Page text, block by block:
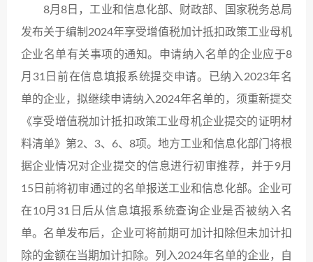
8月8日，工业和信息化部、财政部、国家税务总局
发布关于编制2024年享受增值税加计抵扣政策工业母机
企业名单有关事项的通知。申请纳入名单的企业应于8
月31日前在信息填报系统提交申请。已纳入2023年名
单的企业，拟继续申请纳入2024年名单的，须重新提交
《享受增值税加计抵扣政策工业母机企业提交的证明材
料清单》第2、3、6、8项。地方工业和信息化部门将根
据企业情况对企业提交的信息进行初审推荐，并于9月
15日前将初审通过的名单报送工业和信息化部。企业可
在10月31日后从信息填报系统查询企业是否被纳入名
单。名单发布后，企业可将前期可加计扣除但未加计扣
除的金额在当期加计扣除。列入2024年名单的企业，自